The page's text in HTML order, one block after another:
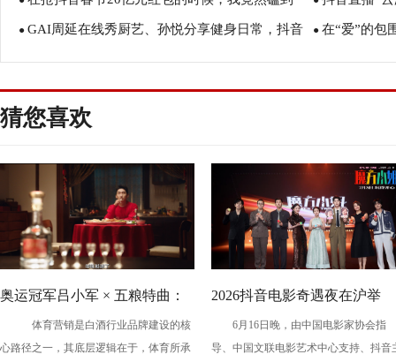
了欧阳娜娜的颜 们的抗疫生活
● GAI周延在线秀厨艺、孙悦分享健身日常，抖音
直播陪你宅家抗疫！
● 在“爱”的包
主播使命
猜您喜欢
奥运冠军吕小军 × 五粮特曲：
以冠军之姿，赴更好之约
体育营销是白酒行业品牌建设的核
心路径之一，其底层逻辑在于，体育所承
2026抖音电影奇遇夜在沪举
办，暑期档剧组、青年创作者
6月16日晚，由中国电影家协会指
导、中国文联电影艺术中心支持、抖音